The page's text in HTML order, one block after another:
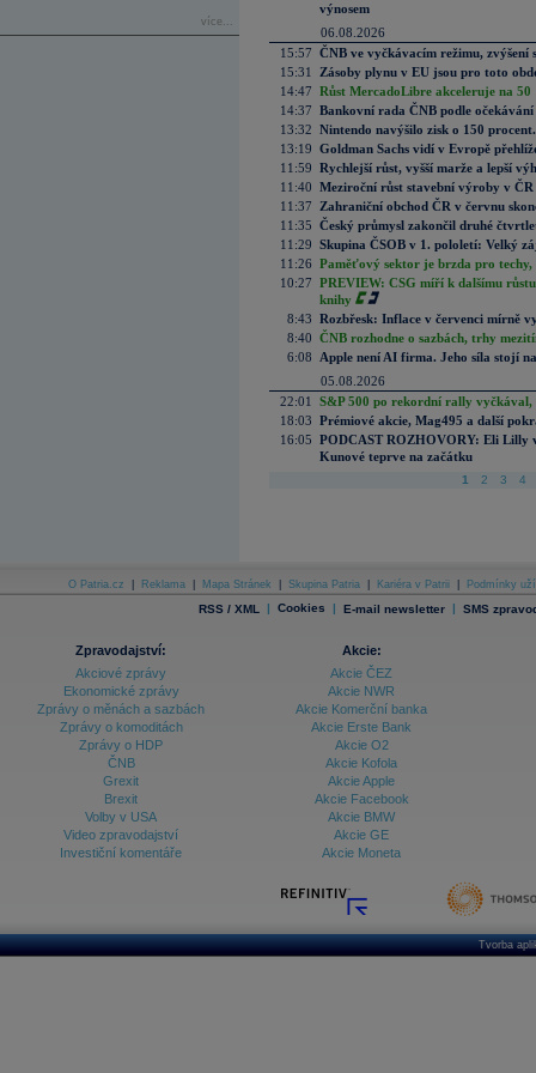
více...
výnosem
06.08.2026
15:57 ČNB ve vyčkávacím režimu, zvýšení
15:31
Zásoby plynu v EU jsou pro toto
14:47 Růst MercadoLibre akceleruje na
14:37 Bankovní rada ČNB podle
13:32 Nintendo navýšilo zisk o 150
13:19 Goldman Sachs vidí v Evropě
11:59 Rychlejší růst, vyšší marže a lepší
11:40 Meziroční růst stavební výroby v
11:37
Zahraniční obchod ČR v červnu
11:35 Český průmysl zakončil druhé
11:29 Skupina ČSOB v 1. pololetí: Velký
11:26 Paměťový sektor je brzda pro techy,
10:27 PREVIEW: CSG míří k dalšímu
knihy
8:43 Rozbřesk: Inflace v červenci mírně
8:40 ČNB rozhodne o sazbách, trhy
6:08
Apple není AI firma. Jeho síla stojí
05.08.2026
22:01
S&P 500 po rekordní rally vyčkával,
18:03 Prémiové akcie, Mag495 a další
16:05 PODCAST ROZHOVORY: Eli Lilly
Kunové teprve na začátku
1 2 3 4
O Patria.cz Reklama Mapa Stránek Skupina Patria Kariéra v Patrii Podmínky
RSS / XML | Cookies | E-mail newsletter | SMS
Zpravodajství:
Akciové zprávy
Ekonomické zprávy
Zprávy o měnách a sazbách
Zprávy o komoditách
Zprávy o HDP
ČNB
Grexit
Brexit
Volby v USA
Video zpravodajství
Investiční komentáře
Akcie:
Akcie ČEZ
Akcie NWR
Akcie Komerční banka
Akcie Erste Bank
Akcie O2
Akcie Kofola
Akcie Apple
Akcie Facebook
Akcie BMW
Akcie GE
Akcie Moneta
Tvorba